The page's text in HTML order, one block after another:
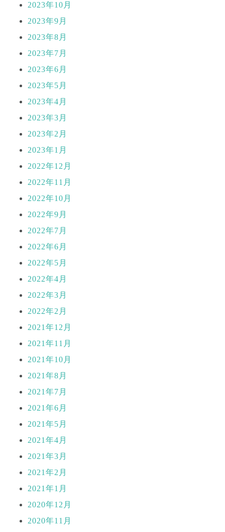
2023年10月
2023年9月
2023年8月
2023年7月
2023年6月
2023年5月
2023年4月
2023年3月
2023年2月
2023年1月
2022年12月
2022年11月
2022年10月
2022年9月
2022年7月
2022年6月
2022年5月
2022年4月
2022年3月
2022年2月
2021年12月
2021年11月
2021年10月
2021年8月
2021年7月
2021年6月
2021年5月
2021年4月
2021年3月
2021年2月
2021年1月
2020年12月
2020年11月